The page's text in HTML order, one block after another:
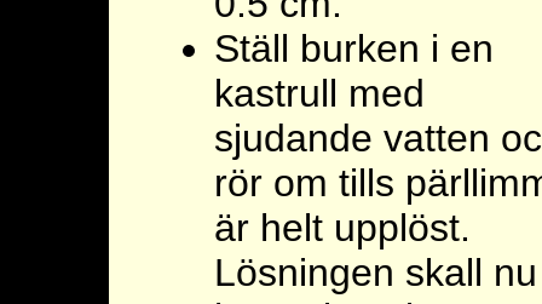
Ställ burken i en
kastrull med
sjudande vatten
rör om tills
är helt upplöst.
Lösningen skall nu